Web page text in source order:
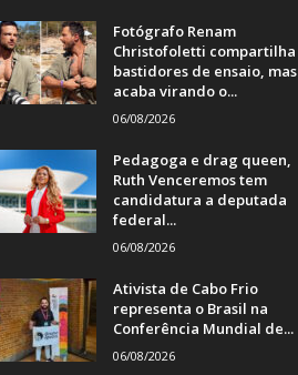
Fotógrafo Renam
Christofoletti compartilha
bastidores de ensaio, mas
acaba virando o...
06/08/2026
Pedagoga e drag queen,
Ruth Venceremos tem
candidatura a deputada
federal...
06/08/2026
Ativista de Cabo Frio
representa o Brasil na
Conferência Mundial de...
06/08/2026